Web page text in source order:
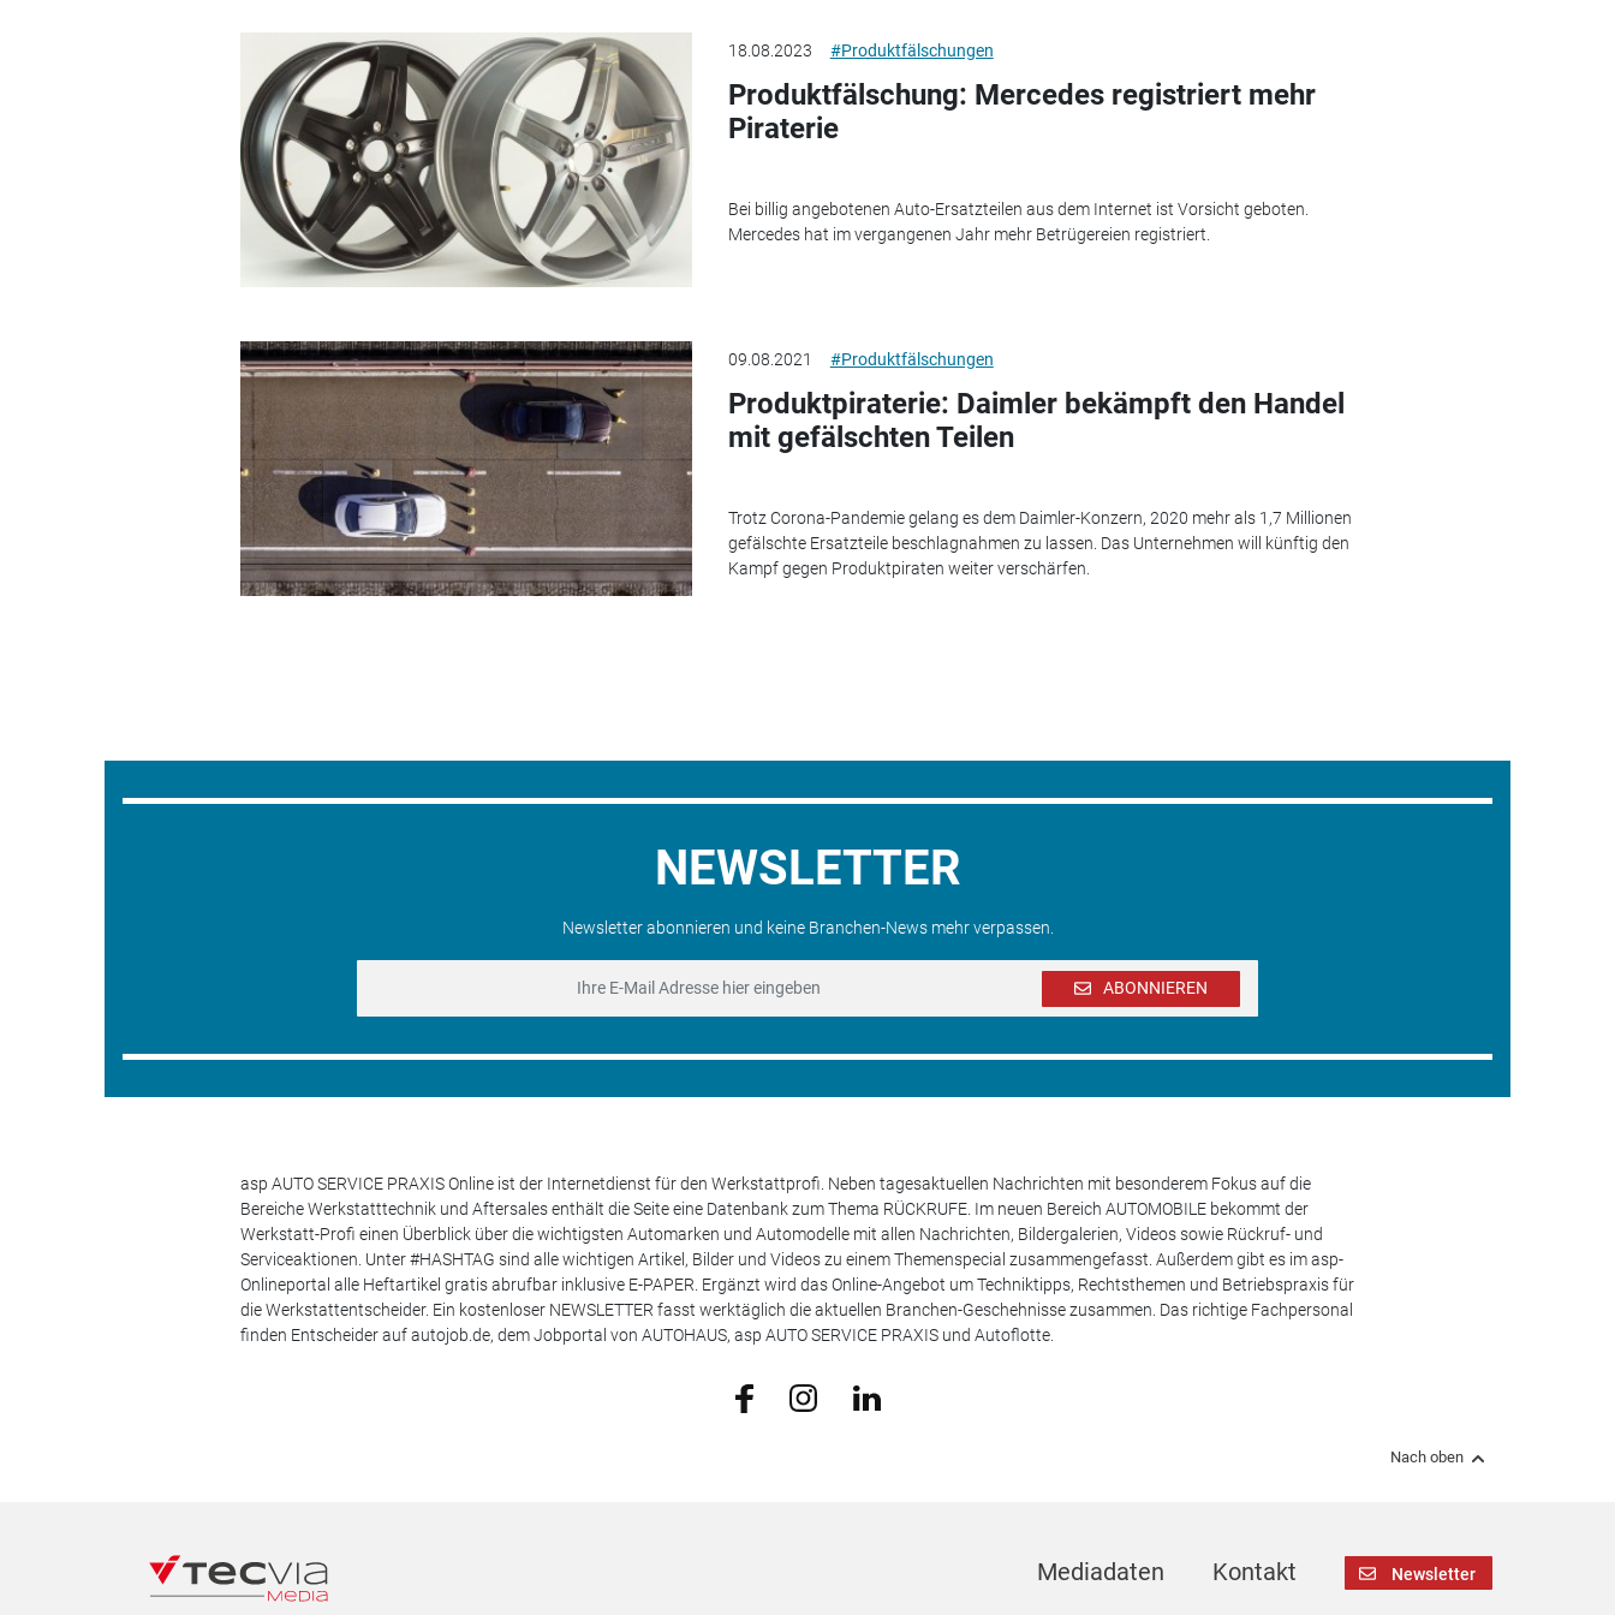
18.08.2023 #Produktfälschungen
Produktfälschung: Mercedes registriert mehr
Piraterie
Bei billig angebotenen Auto-Ersatzteilen aus dem Internet ist Vorsicht geboten.
Mercedes hat im vergangenen Jahr mehr Betrügereien registriert.
09.08.2021 #Produktfälschungen
Produktpiraterie: Daimler bekämpft den Handel
mit gefälschten Teilen
Trotz Corona-Pandemie gelang es dem Daimler-Konzern, 2020 mehr als 1,7 Millionen
gefälschte Ersatzteile beschlagnahmen zu lassen. Das Unternehmen will künftig den
Kampf gegen Produktpiraten weiter verschärfen.
NEWSLETTER
Newsletter abonnieren und keine Branchen-News mehr verpassen.
ABONNIEREN
asp AUTO SERVICE PRAXIS Online ist der Internetdienst für den Werkstattprofi. Neben tagesaktuellen Nachrichten mit besonderem Fokus auf die
Bereiche Werkstatttechnik und Aftersales enthält die Seite eine Datenbank zum Thema RÜCKRUFE. Im neuen Bereich AUTOMOBILE bekommt der
Werkstatt-Profi einen Überblick über die wichtigsten Automarken und Automodelle mit allen Nachrichten, Bildergalerien, Videos sowie Rückruf- und
Serviceaktionen. Unter #HASHTAG sind alle wichtigen Artikel, Bilder und Videos zu einem Themenspecial zusammengefasst. Außerdem gibt es im asp-
Onlineportal alle Heftartikel gratis abrufbar inklusive E-PAPER. Ergänzt wird das Online-Angebot um Techniktipps, Rechtsthemen und Betriebspraxis für
die Werkstattentscheider. Ein kostenloser NEWSLETTER fasst werktäglich die aktuellen Branchen-Geschehnisse zusammen. Das richtige Fachpersonal
finden Entscheider auf autojob.de, dem Jobportal von AUTOHAUS, asp AUTO SERVICE PRAXIS und Autoflotte.
Nach oben
Mediadaten Kontakt Newsletter